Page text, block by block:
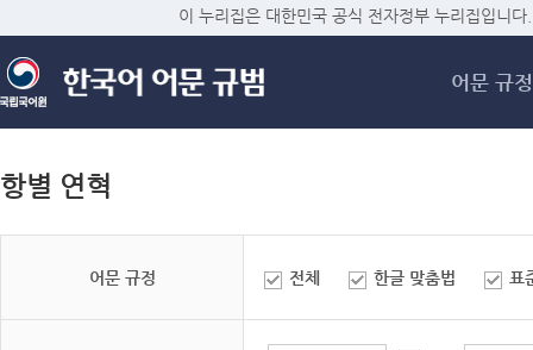
메
이 누리집은 대한민국 공식 전자정부 누리집입니다.
어문 규정
항별 연혁
어문 규정 전체 한글 맞춤법 표